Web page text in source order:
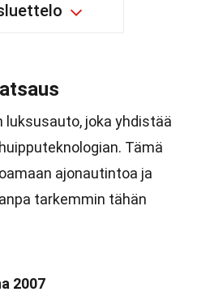
luksusauto, joka yhdistää
Tämä
ajonautintoa ja
tarkemmin tähän
2007